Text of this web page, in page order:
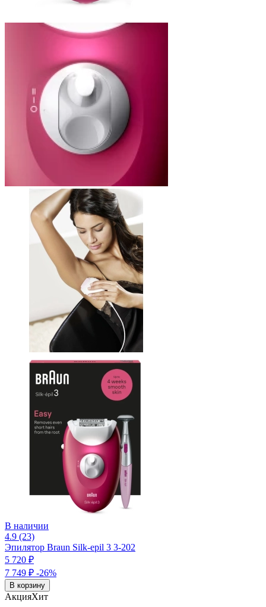
В наличии
4.9 (23)
Эпилятор Braun Silk-epil 3 3-202
5 720 ₽
7 749 ₽ -26%
В корзину
АкцияХит